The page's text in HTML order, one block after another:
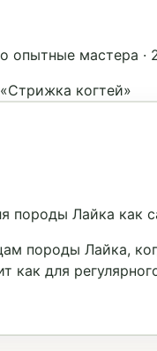
опытные мастера ·
когтей»
породы Лайка как
породы Лайка,
как для